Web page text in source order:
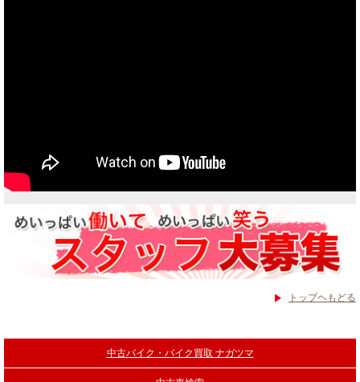
トップヘもどる
中古バイク・バイク買取 ナガツマ